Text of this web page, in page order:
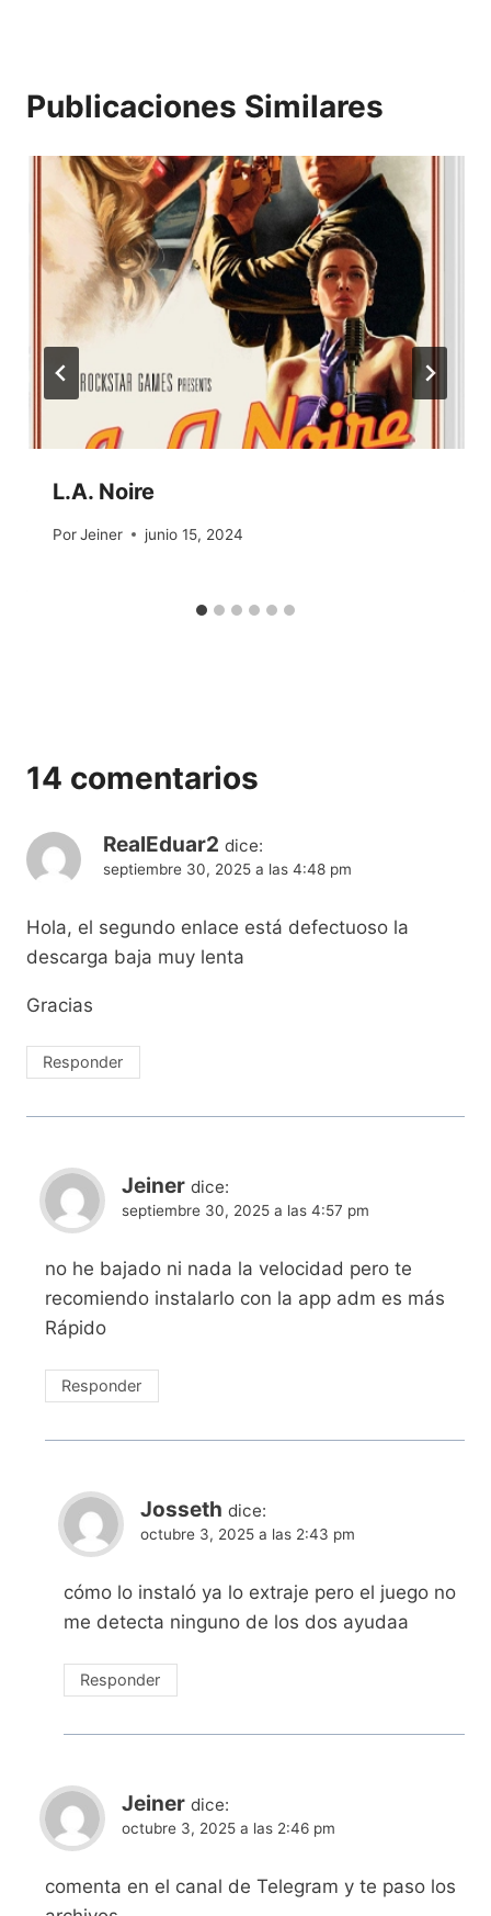
Publicaciones Similares
L.A. Noire
PorJeiner junio 15, 2024
14 comentarios
RealEduar2 dice:
septiembre 30, 2025 a las 4:48 pm
Hola, el segundo enlace está defectuoso la
descarga baja muy lenta
Gracias
Responder
Jeiner dice:
septiembre 30, 2025 a las 4:57 pm
no he bajado ni nada la velocidad pero te
recomiendo instalarlo con la app adm es más
Rápido
Responder
Josseth dice:
octubre 3, 2025 a las 2:43 pm
cómo lo instaló ya lo extraje pero el juego no
me detecta ninguno de los dos ayudaa
Responder
Jeiner dice:
octubre 3, 2025 a las 2:46 pm
comenta en el canal de Telegram y te paso los